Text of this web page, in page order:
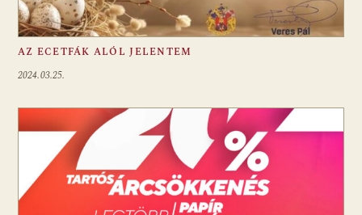
AZ ECETFÁK ALÓL JELENTEM
2024.03.25.